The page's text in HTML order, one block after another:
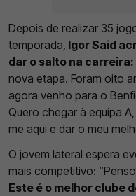
Depois de realizar 35
temporada, Igor Said
dar o salto na carreira:
nova etapa. Foram oito
agora venho para o
Quero chegar à equipa
me aqui e dar o meu
O jovem lateral espera
mais competitivo:
Este é o melhor clube